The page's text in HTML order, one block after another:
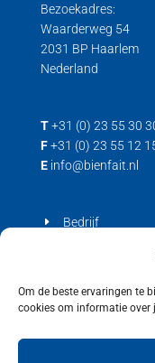
Om de beste ervaringen te
cookies om informatie over
Bezoekadres:
Waarderweg 54
2031 BP Haarlem
Nederland
T +31 (0) 23 55 30
F +31 (0) 23 55 12
E info@bienfait.nl
Bedrijf
Cookiebeleid